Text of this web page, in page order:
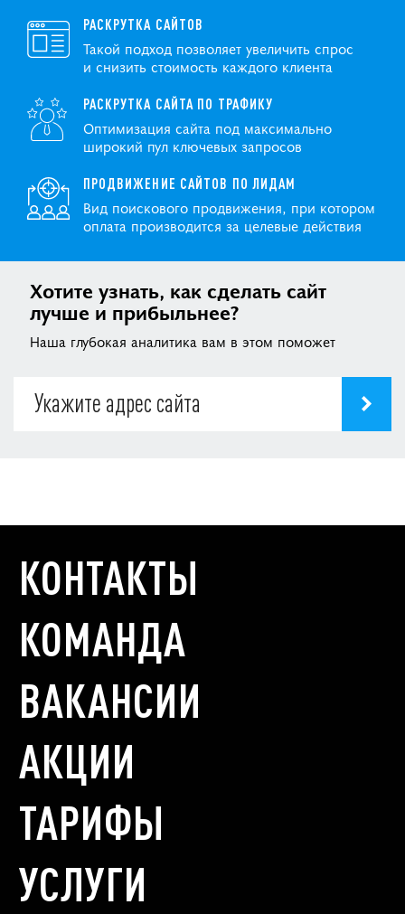
РАСКРУТКА САЙТОВ
Такой подход позволяет увеличить спрос
и снизить стоимость каждого клиента
РАСКРУТКА САЙТА ПО ТРАФИКУ
Оптимизация сайта под максимально
широкий пул ключевых запросов
ПРОДВИЖЕНИЕ САЙТОВ ПО ЛИДАМ
Вид поискового продвижения, при котором
оплата производится за целевые действия
Хотите узнать, как сделать сайт
лучше и прибыльнее?
Наша глубокая аналитика вам в этом поможет
КОНТАКТЫ
КОМАНДА
ВАКАНСИИ
АКЦИИ
ТАРИФЫ
УСЛУГИ